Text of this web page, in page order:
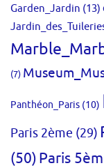
Garden_Jardin (13)
(7)
Panthéon_Paris (10)
Paris 2ème (29)
(50)Paris